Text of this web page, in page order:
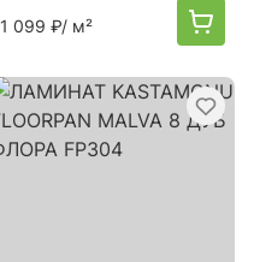
1 099 ₽/ м²